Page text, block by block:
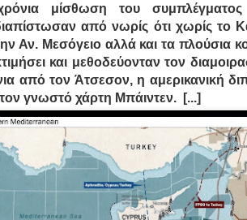
μίσθωση του
από νωρίς ότι χωρίς το
Αν. Μεσόγειο αλλά και τα πλούσια
και μεθοδεύονταν τον
από τον Άτσεσον, η αμερικανική
γνωστό χάρτη Μπάιντεν. [...]